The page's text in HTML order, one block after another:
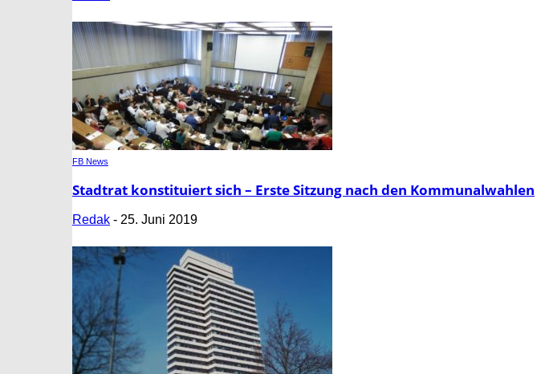
FB News
Stadtrat konstituiert sich – Erste Sitzung nach den Kommunalwahlen
Redak - 25. Juni 2019